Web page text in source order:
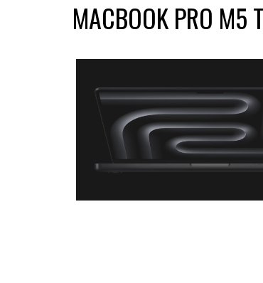
MACBOOK PRO M5